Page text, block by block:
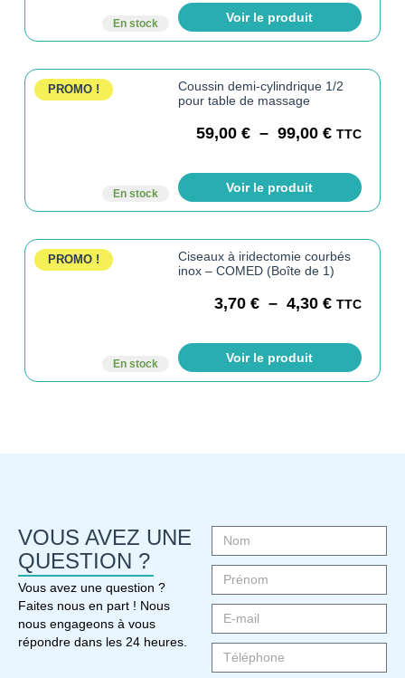
En stock Voir le produit
PROMO !
En stock
Coussin demi-cylindrique 1/2
pour table de massage
59,00€ – 99,00€ TTC
Voir le produit
PROMO !
En stock
Ciseaux à iridectomie courbés
inox – COMED (Boîte de 1)
3,70€ – 4,30€ TTC
Voir le produit
VOUS AVEZ UNE
QUESTION ?
Vous avez une question ?
Faites nous en part ! Nous
nous engageons à vous
répondre dans les 24 heures.